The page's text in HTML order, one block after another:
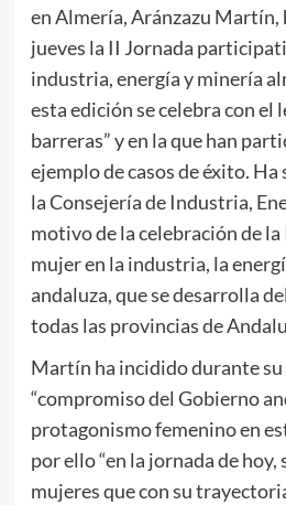
en Almería, Aránzazu Martín,
jueves la II Jornada
industria, energía y minería
esta edición se celebra con el
barreras” y en la que han
ejemplo de casos de éxito.
la Consejería de Industria,
motivo de la celebración de la
mujer en la industria, la
andaluza, que se desarrolla
todas las provincias de
Martín ha incidido durante
“compromiso del Gobierno
protagonismo femenino en
por ello “en la jornada de hoy,
mujeres que con su